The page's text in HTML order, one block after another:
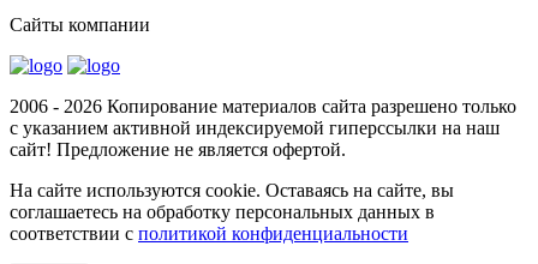
Сайты компании
2006 - 2026 Копирование материалов сайта разрешено только
с указанием активной индексируемой гиперссылки на наш
сайт! Предложение не является офертой.
На сайте используются cookie. Оставаясь на сайте, вы
соглашаетесь на обработку персональных данных в
соответствии с политикой конфиденциальности